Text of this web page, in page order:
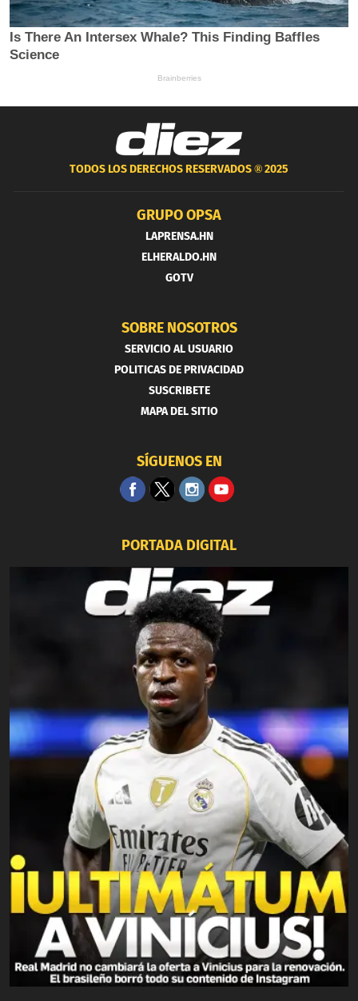
TODOS LOS DERECHOS RESERVADOS ®2025
GRUPO OPSA
LAPRENSA.HN
ELHERALDO.HN
GOTV
SOBRE NOSOTROS
SERVICIO AL USUARIO
POLITICAS DE PRIVACIDAD
SUSCRIBETE
MAPA DEL SITIO
SÍGUENOS EN
PORTADA DIGITAL